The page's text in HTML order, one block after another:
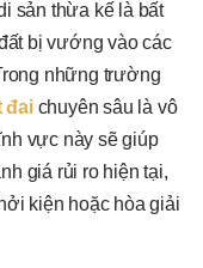
sản thừa kế là bất
bị vướng vào các
những trường
đaichuyên sâu là vô
vực này sẽ giúp
giá rủi ro hiện tại,
kiện hoặc hòa giải